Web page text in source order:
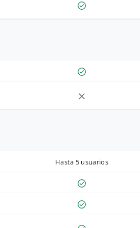
Hasta 5 usuarios